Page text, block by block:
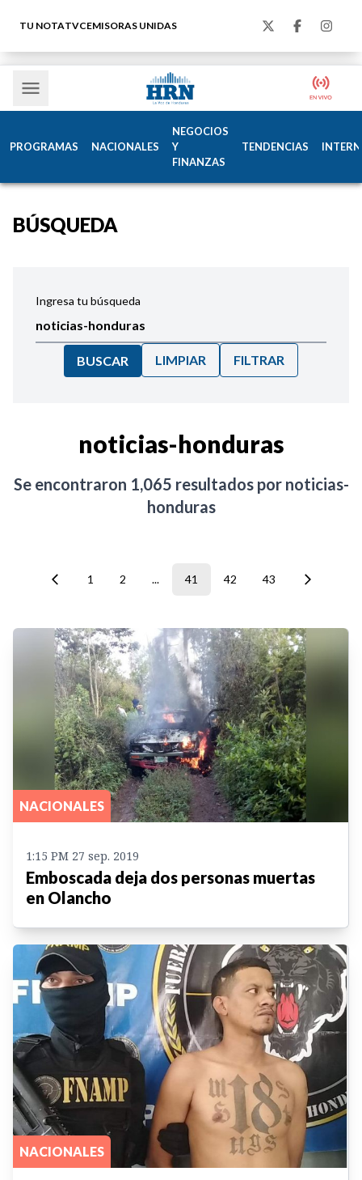
TU NOTATVCEMISORAS UNIDAS
PROGRAMAS NACIONALES
NEGOCIOS
Y
FINANZAS
TENDENCIAS
BÚSQUEDA
Ingresa tu búsqueda
BUSCAR LIMPIAR FILTRAR
noticias-honduras
Se encontraron 1,065 resultados por noticias-
honduras
1 2 ... 41 42 43
NACIONALES
1:15 PM 27 sep. 2019
Emboscada deja dos personas muertas
en Olancho
NACIONALES